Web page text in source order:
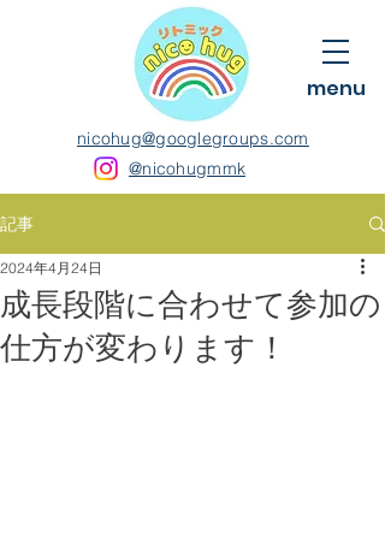
nicohug@googlegroups.com
menu
@nicohugmmk
記事
成長段階に合わせて参加の
仕方が変わります！
2024年4月24日